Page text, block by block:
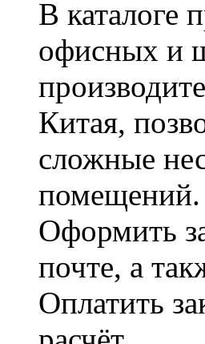
В каталоге
офисных и
Китая,
сложные
помещений.
Оформить
почте, а
Оплатить